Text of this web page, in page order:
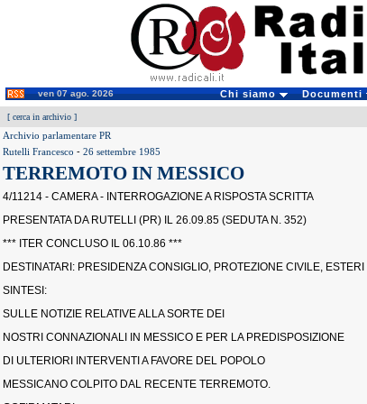
ven 07 ago. 2026 Chi siamo Documenti
[ cerca in archivio ]
Archivio parlamentare PR
Rutelli Francesco - 26 settembre 1985
TERREMOTO IN MESSICO
4/11214 - CAMERA - INTERROGAZIONE A RISPOSTA SCRITTA
PRESENTATA DA RUTELLI (PR) IL 26.09.85 (SEDUTA N. 352)
*** ITER CONCLUSO IL 06.10.86 ***
DESTINATARI: PRESIDENZA CONSIGLIO, PROTEZIONE CIVILE, ESTERI
SINTESI:
SULLE NOTIZIE RELATIVE ALLA SORTE DEI
NOSTRI CONNAZIONALI IN MESSICO E PER LA PREDISPOSIZIONE
DI ULTERIORI INTERVENTI A FAVORE DEL POPOLO
MESSICANO COLPITO DAL RECENTE TERREMOTO.